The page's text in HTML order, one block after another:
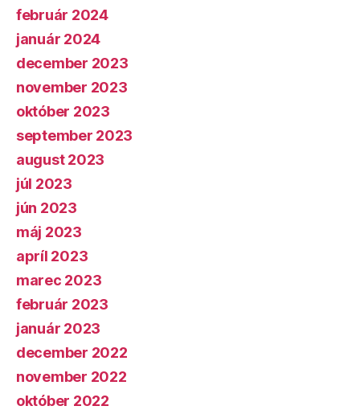
február 2024
január 2024
december 2023
november 2023
október 2023
september 2023
august 2023
júl 2023
jún 2023
máj 2023
apríl 2023
marec 2023
február 2023
január 2023
december 2022
november 2022
október 2022